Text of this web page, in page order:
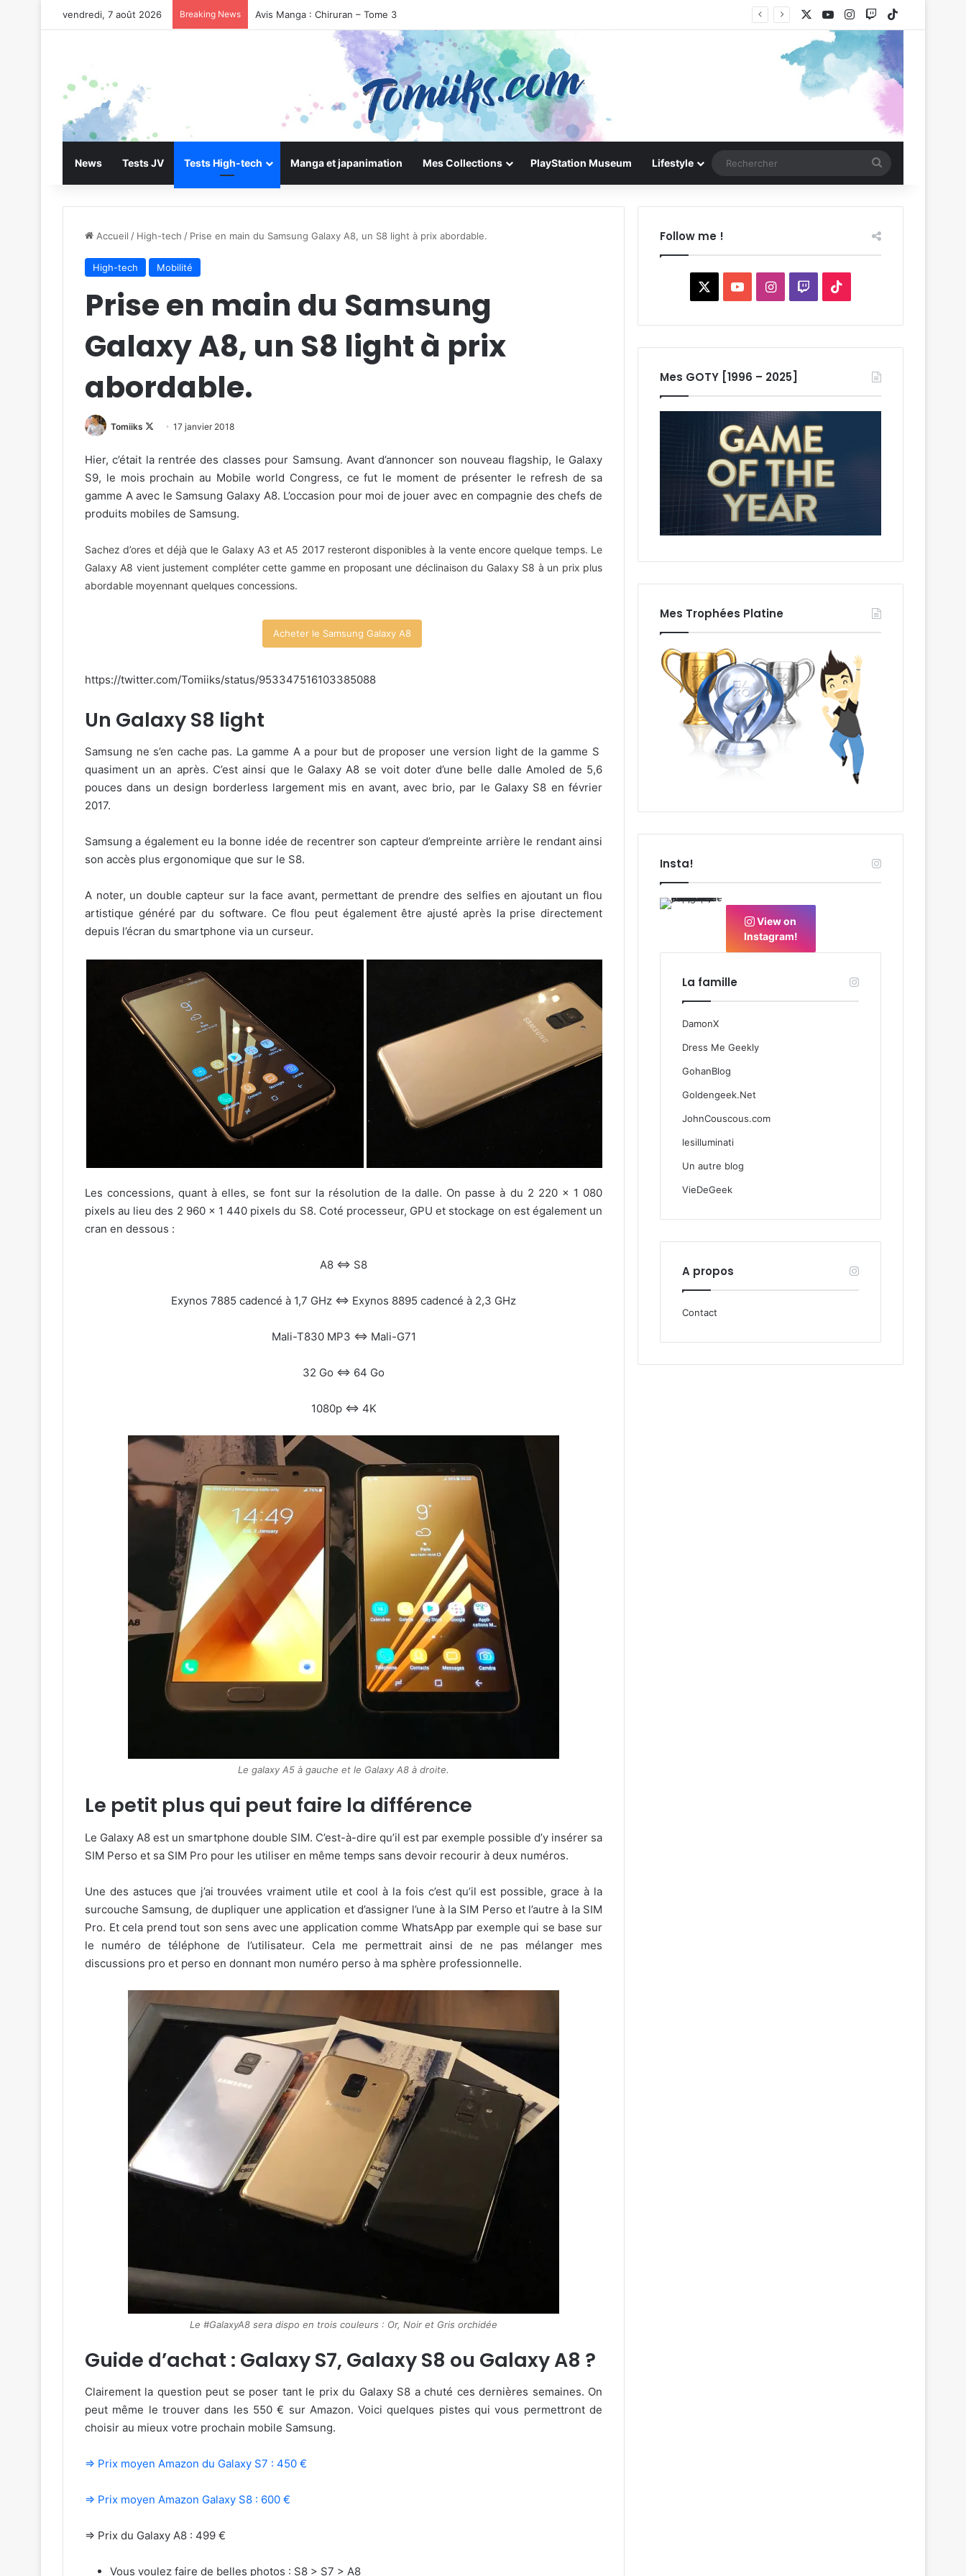
vendredi, 7 août 2026 Breaking News Avis Manga : Chiruran – Tome 3 YouTubeInstagram
Twitch
News Tests JV Tests High-tech Manga et japanimation Mes Collections PlayStation Museum Lifestyle
Accueil / High-tech / Prise en main du Samsung Galaxy A8, un S8 light à prix abordable.
High-tech Mobilité
Prise en main du Samsung
Galaxy A8, un S8 light à prix
abordable.
Tomiiks
Follow
X
17 janvier 2018
Hier, c’était la rentrée des classes pour Samsung. Avant d’annoncer son nouveau flagship, le Galaxy
S9, le mois prochain au Mobile world Congress, ce fut le moment de présenter le refresh de sa
gamme A avec le Samsung Galaxy A8. L’occasion pour moi de jouer avec en compagnie des chefs de
produits mobiles de Samsung.
Sachez d’ores et déjà que le Galaxy A3 et A5 2017 resteront disponibles à la vente encore quelque temps. Le
Galaxy A8 vient justement compléter cette gamme en proposant une déclinaison du Galaxy S8 à un prix plus
abordable moyennant quelques concessions.
Acheter le Samsung Galaxy A8
https://twitter.com/Tomiiks/status/953347516103385088
Un Galaxy S8 light
Samsung ne s’en cache pas. La gamme A a pour but de proposer une version light de la gamme S
quasiment un an après. C’est ainsi que le Galaxy A8 se voit doter d’une belle dalle Amoled de 5,6
pouces dans un design borderless largement mis en avant, avec brio, par le Galaxy S8 en février
2017.
Samsung a également eu la bonne idée de recentrer son capteur d’empreinte arrière le rendant ainsi
son accès plus ergonomique que sur le S8.
A noter, un double capteur sur la face avant, permettant de prendre des selfies en ajoutant un flou
artistique généré par du software. Ce flou peut également être ajusté après la prise directement
depuis l’écran du smartphone via un curseur.
Les concessions, quant à elles, se font sur la résolution de la dalle. On passe à du 2 220 x 1 080
pixels au lieu des 2 960 x 1 440 pixels du S8. Coté processeur, GPU et stockage on est également un
cran en dessous :
A8 ⇔ S8
Exynos 7885 cadencé à 1,7 GHz ⇔ Exynos 8895 cadencé à 2,3 GHz
Mali-T830 MP3 ⇔ Mali-G71
32 Go ⇔ 64 Go
1080p ⇔ 4K
Le galaxy A5 à gauche et le Galaxy A8 à droite.
Le petit plus qui peut faire la différence
Le Galaxy A8 est un smartphone double SIM. C’est-à-dire qu’il est par exemple possible d’y insérer sa
SIM Perso et sa SIM Pro pour les utiliser en même temps sans devoir recourir à deux numéros.
Une des astuces que j’ai trouvées vraiment utile et cool à la fois c’est qu’il est possible, grace à la
surcouche Samsung, de dupliquer une application et d’assigner l’une à la SIM Perso et l’autre à la SIM
Pro. Et cela prend tout son sens avec une application comme WhatsApp par exemple qui se base sur
le numéro de téléphone de l’utilisateur. Cela me permettrait ainsi de ne pas mélanger mes
discussions pro et perso en donnant mon numéro perso à ma sphère professionnelle.
Le #GalaxyA8 sera dispo en trois couleurs : Or, Noir et Gris orchidée
Guide d’achat : Galaxy S7, Galaxy S8 ou Galaxy A8 ?
Clairement la question peut se poser tant le prix du Galaxy S8 a chuté ces dernières semaines. On
peut même le trouver dans les 550 € sur Amazon. Voici quelques pistes qui vous permettront de
choisir au mieux votre prochain mobile Samsung.
⇒ Prix moyen Amazon du Galaxy S7 : 450 €
⇒ Prix moyen Amazon Galaxy S8 : 600 €
⇒ Prix du Galaxy A8 : 499 €
Vous voulez faire de belles photos : S8 > S7 > A8
Follow me !
YouTubeInstagram
Twitch
Mes GOTY [1996 – 2025]
Mes Trophées Platine
Insta!
View on
Instagram!
La famille
DamonX
Dress Me Geekly
GohanBlog
Goldengeek.Net
JohnCouscous.com
lesilluminati
Un autre blog
VieDeGeek
A propos
Contact